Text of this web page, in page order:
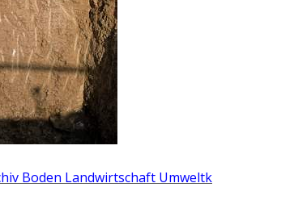
Boden Landwirtschaft Umweltk